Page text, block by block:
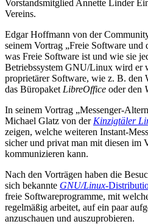
Vorstandsmitglied Annette Linder
Vereins.
Edgar Hoffmann von der
seinem Vortrag „Freie Software und
was Freie Software ist und wie sie
Betriebssystem GNU/Linux wird er
proprietärer Software, wie z. B. den
das Büropaket LibreOffice oder den
In seinem Vortrag „Messenger-
Michael Glatz von der Kinzigtäler
zeigen, welche weiteren Instant-
sicher und privat man mit diesen im
kommunizieren kann.
Nach den Vorträgen haben die
sich bekannte GNU/Linux-
freie Softwareprogramme, mit
regelmäßig arbeitet, auf ein paar
anzuschauen und auszuprobieren.